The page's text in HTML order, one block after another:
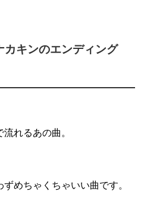
カキンのエンディング
れるあの曲。
めちゃくちゃいい曲です。